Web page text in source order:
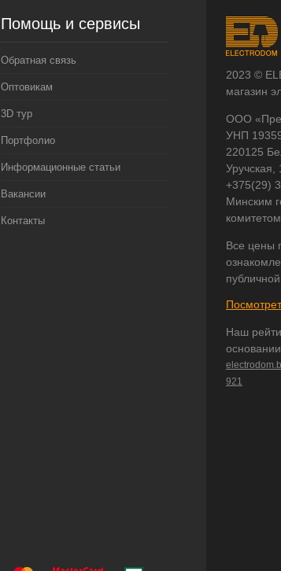
Помощь и сервисы
Обратная связь
Оптовикам
3D тур
Портфолио
Информационные статьи
Вакансии
Контакты
2023 ©
магазин
ООО
УНП
220125
Уручская,
+375(29)
Минским
Все цены
Наш
921